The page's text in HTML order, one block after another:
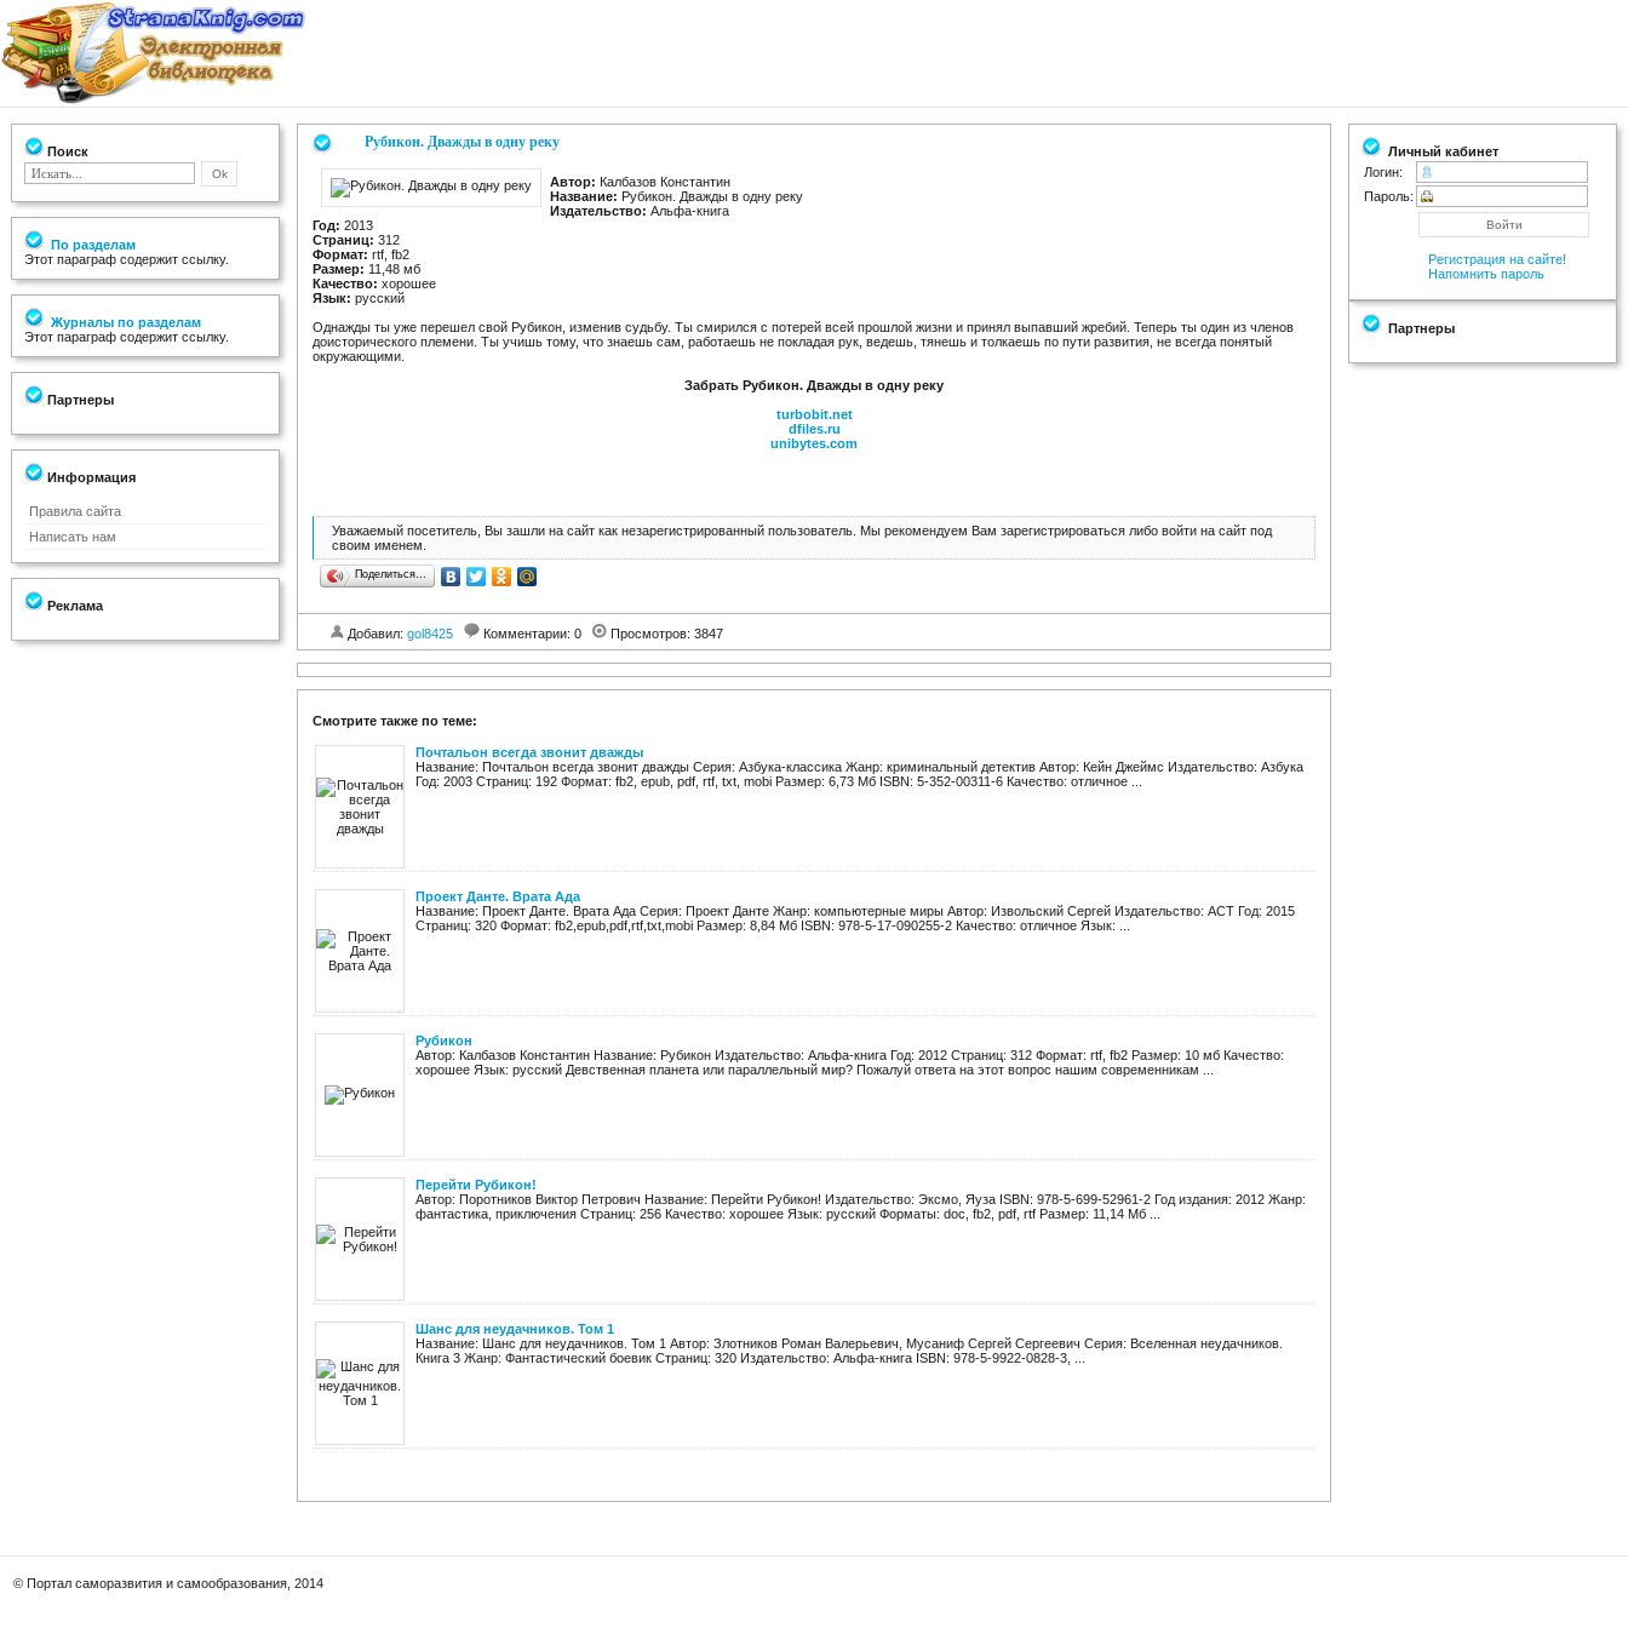
Поиск
По разделам
Этот параграф содержит ссылку.
Журналы по разделам
Этот параграф содержит ссылку.
Партнеры
Информация
Правила сайта
Написать нам
Реклама
Рубикон. Дважды в одну реку
Автор: Калбазов Константин
Название: Рубикон. Дважды в одну реку
Издательство: Альфа-книга
Год: 2013
Страниц: 312
Формат: rtf, fb2
Размер: 11,48 мб
Качество: хорошее
Язык: русский
Однажды ты уже перешел свой Рубикон, изменив судьбу. Ты смирился с потерей всей прошлой жизни и принял выпавший жребий. Теперь ты один из членов
доисторического племени. Ты учишь тому, что знаешь сам, работаешь не покладая рук, ведешь, тянешь и толкаешь по пути развития, не всегда понятый
окружающими.
Забрать Рубикон. Дважды в одну реку
turbobit.net
dfiles.ru
unibytes.com
Уважаемый посетитель, Вы зашли на сайт как незарегистрированный пользователь. Мы рекомендуем Вам зарегистрироваться либо войти на сайт под
своим именем.
Поделиться…
Добавил: gol8425 Комментарии: 0 Просмотров: 3847
Смотрите также по теме:
Почтальон всегда звонит дважды
Название: Почтальон всегда звонит дважды Серия: Азбука-классика Жанр: криминальный детектив Автор: Кейн Джеймс Издательство: Азбука
Год: 2003 Страниц: 192 Формат: fb2, epub, pdf, rtf, txt, mobi Размер: 6,73 Мб ISBN: 5-352-00311-6 Качество: отличное ...
Проект Данте. Врата Ада
Название: Проект Данте. Врата Ада Серия: Проект Данте Жанр: компьютерные миры Автор: Извольский Сергей Издательство: АСТ Год: 2015
Страниц: 320 Формат: fb2,epub,pdf,rtf,txt,mobi Размер: 8,84 Мб ISBN: 978-5-17-090255-2 Качество: отличное Язык: ...
Рубикон
Автор: Калбазов Константин Название: Рубикон Издательство: Альфа-книга Год: 2012 Страниц: 312 Формат: rtf, fb2 Размер: 10 мб Качество:
хорошее Язык: русский Девственная планета или параллельный мир? Пожалуй ответа на этот вопрос нашим современникам ...
Перейти Рубикон!
Автор: Поротников Виктор Петрович Название: Перейти Рубикон! Издательство: Эксмо, Яуза ISBN: 978-5-699-52961-2 Год издания: 2012 Жанр:
фантастика, приключения Страниц: 256 Качество: хорошее Язык: русский Форматы: doc, fb2, pdf, rtf Размер: 11,14 Мб ...
Шанс для неудачников. Том 1
Название: Шанс для неудачников. Том 1 Автор: Злотников Роман Валерьевич, Мусаниф Сергей Сергеевич Серия: Вселенная неудачников.
Книга 3 Жанр: Фантастический боевик Страниц: 320 Издательство: Альфа-книга ISBN: 978-5-9922-0828-3, ...
Личный кабинет
Логин:
Пароль:
Регистрация на сайте!
Напомнить пароль
Партнеры
© Портал саморазвития и самообразования, 2014